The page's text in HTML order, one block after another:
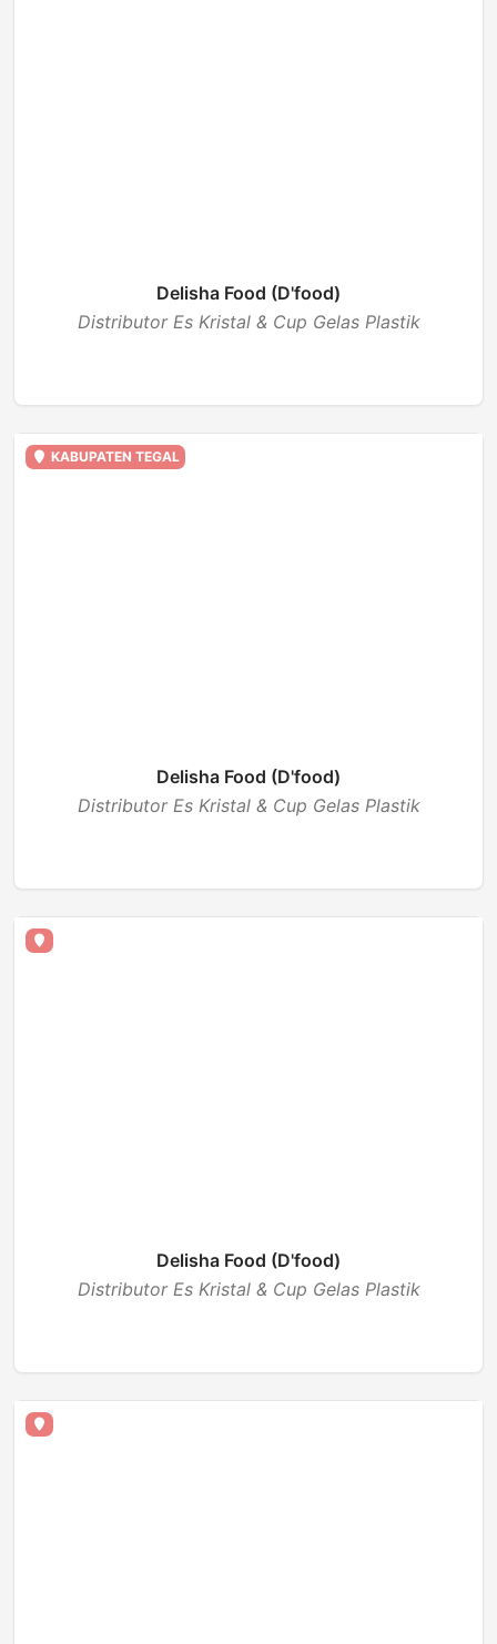
Delisha Food (D'food)
Distributor Es Kristal & Cup Gelas Plastik
KABUPATEN TEGAL
Delisha Food (D'food)
Distributor Es Kristal & Cup Gelas Plastik
Delisha Food (D'food)
Distributor Es Kristal & Cup Gelas Plastik